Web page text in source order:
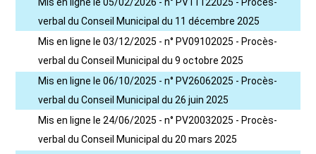
verbal du Conseil Municipal du 11 décembre 2025
Mis en ligne le 03/12/2025 - n° PV09102025 - Procès-
verbal du Conseil Municipal du 9 octobre 2025
Mis en ligne le 06/10/2025 - n° PV26062025 - Procès-
verbal du Conseil Municipal du 26 juin 2025
Mis en ligne le 24/06/2025 - n° PV20032025 - Procès-
verbal du Conseil Municipal du 20 mars 2025